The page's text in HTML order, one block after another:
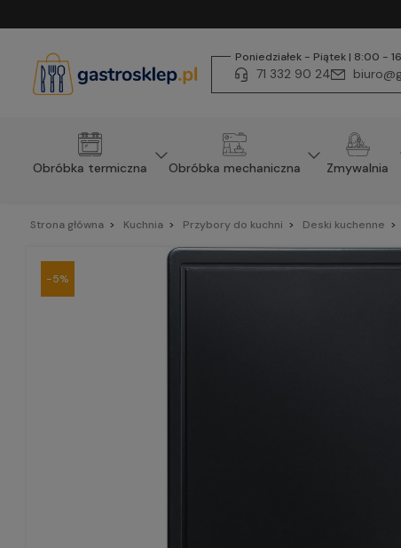
Poniedziałek - Piątek | 8:00 -
71 332 90 24
Obróbka termiczna Obróbka mechaniczna Zmywalnia
Strona główna Kuchnia Przybory do kuchni Deski kuchenne
-5%